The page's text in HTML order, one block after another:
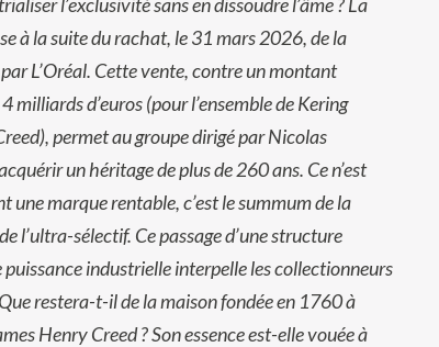
à la suite du rachat, le 31 mars 2026, de la
L’Oréal. Cette vente, contre un montant
milliards d’euros (pour l’ensemble de Kering
permet au groupe dirigé par Nicolas
un héritage de plus de 260 ans. Ce n’est
une marque rentable, c’est le summum de la
l’ultra-sélectif. Ce passage d’une structure
industrielle interpelle les collectionneurs
restera-t-il de la maison fondée en 1760 à
Henry Creed ? Son essence est-elle vouée à